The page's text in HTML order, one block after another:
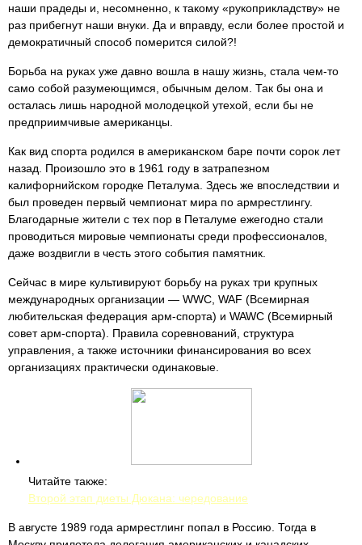
наши прадеды и, несомненно, к такому «рукоприкладству» не
раз прибегнут наши внуки. Да и вправду, если более простой и
демократичный способ померится силой?!
Борьба на руках уже давно вошла в нашу жизнь, стала чем-то
само собой разумеющимся, обычным делом. Так бы она и
осталась лишь народной молодецкой утехой, если бы не
предприимчивые американцы.
Как вид спорта родился в американском баре почти сорок лет
назад. Произошло это в 1961 году в затрапезном
калифорнийском городке Петалума. Здесь же впоследствии и
был проведен первый чемпионат мира по армрестлингу.
Благодарные жители с тех пор в Петалуме ежегодно стали
проводиться мировые чемпионаты среди профессионалов,
даже воздвигли в честь этого события памятник.
Сейчас в мире культивируют борьбу на руках три крупных
международных организации — WWC, WAF (Всемирная
любительская федерация арм-спорта) и WAWC (Всемирный
совет арм-спорта). Правила соревнований, структура
управления, а также источники финансирования во всех
организациях практически одинаковые.
Читайте также:
Второй этап диеты Дюкана: чередование
В августе 1989 года армрестлинг попал в Россию. Тогда в